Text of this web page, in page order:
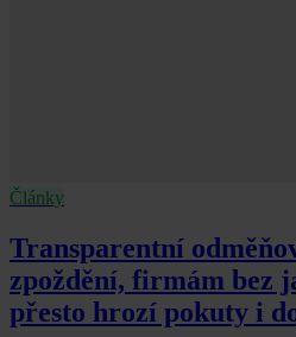
Články
Transparentní
zpoždění, firmám bez
přesto hrozí pokuty i